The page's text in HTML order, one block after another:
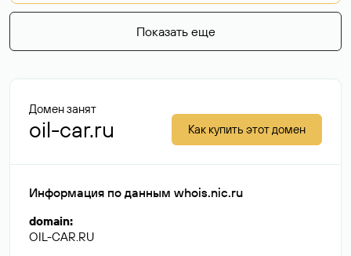
Показать еще
Домен занят
oil-car.ru Как купить этот домен
Информация по данным whois.nic.ru
domain:
OIL-CAR.RU